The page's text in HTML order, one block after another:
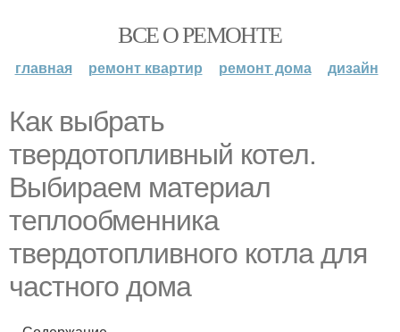
ВСЕ О РЕМОНТЕ
главная ремонт квартир ремонт дома дизайн
Как выбрать
твердотопливный котел.
Выбираем материал
теплообменника
твердотопливного котла для
частного дома